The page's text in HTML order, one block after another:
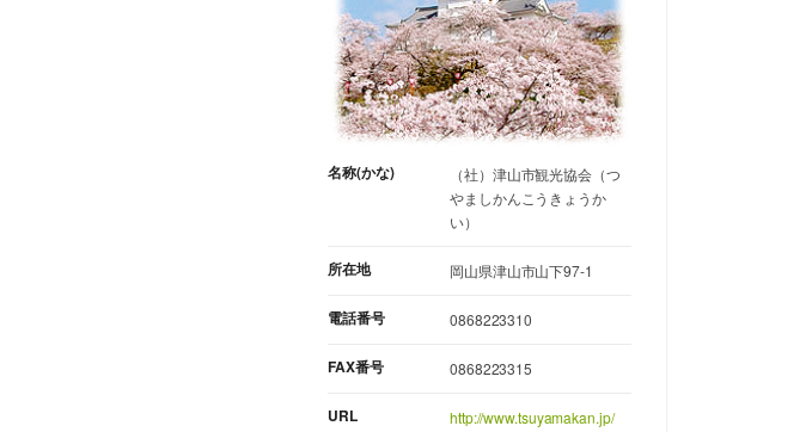
名称(かな)
（社）津山市観光協会（つ
やましかんこうきょうか
い）
所在地 岡山県津山市山下97-1
電話番号 0868223310
FAX番号 0868223315
URL http://www.tsuyamakan.jp/